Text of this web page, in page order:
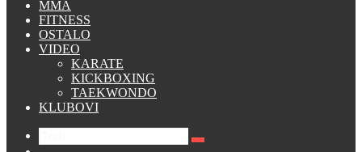
MMA
FITNESS
OSTALO
VIDEO
KARATE
KICKBOXING
TAEKWONDO
KLUBOVI
Traži